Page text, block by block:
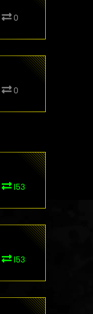
0
0
I53
I53